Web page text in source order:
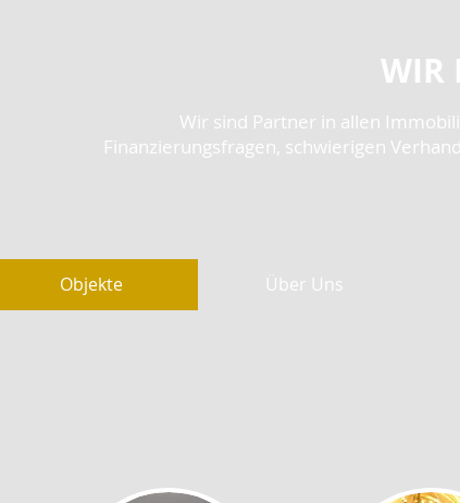
WIR
Wir sind Partner in allen
Finanzierungsfragen, schwierigen
Objekte Über Uns